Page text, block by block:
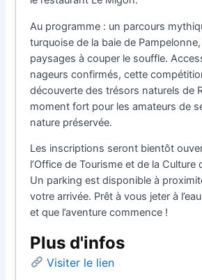
Au programme : un parcours
turquoise de la baie de
paysages à couper le souffle.
nageurs confirmés, cette
découverte des trésors naturels de
moment fort pour les amateurs de
nature préservée.
Les inscriptions seront bientôt
l’Office de Tourisme et de la Culture
Un parking est disponible à
votre arrivée. Prêt à vous jeter à
et que l’aventure commence !
Plus d'infos
Visiter le lien